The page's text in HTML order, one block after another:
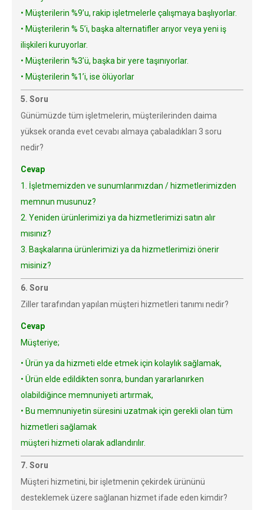
• Müşterilerin %9’u, rakip işletmelerle çalışmaya başlıyorlar.
• Müşterilerin % 5’i, başka alternatifler arıyor veya yeni iş
ilişkileri kuruyorlar.
• Müşterilerin %3’ü, başka bir yere taşınıyorlar.
• Müşterilerin %1’i, ise ölüyorlar
5. Soru
Günümüzde tüm işletmelerin, müşterilerinden daima
yüksek oranda evet cevabı almaya çabaladıkları 3 soru
nedir?
Cevap
1. İşletmemizden ve sunumlarımızdan / hizmetlerimizden
memnun musunuz?
2. Yeniden ürünlerimizi ya da hizmetlerimizi satın alır
mısınız?
3. Başkalarına ürünlerimizi ya da hizmetlerimizi önerir
misiniz?
6. Soru
Ziller tarafından yapılan müşteri hizmetleri tanımı nedir?
Cevap
Müşteriye;
• Ürün ya da hizmeti elde etmek için kolaylık sağlamak,
• Ürün elde edildikten sonra, bundan yararlanırken
olabildiğince memnuniyeti artırmak,
• Bu memnuniyetin süresini uzatmak için gerekli olan tüm
hizmetleri sağlamak
müşteri hizmeti olarak adlandırılır.
7. Soru
Müşteri hizmetini, bir işletmenin çekirdek ürününü
desteklemek üzere sağlanan hizmet ifade eden kimdir?